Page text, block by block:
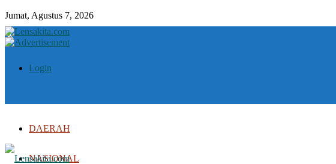
Jumat, Agustus 7, 2026
Login
DAERAH
NASIONAL